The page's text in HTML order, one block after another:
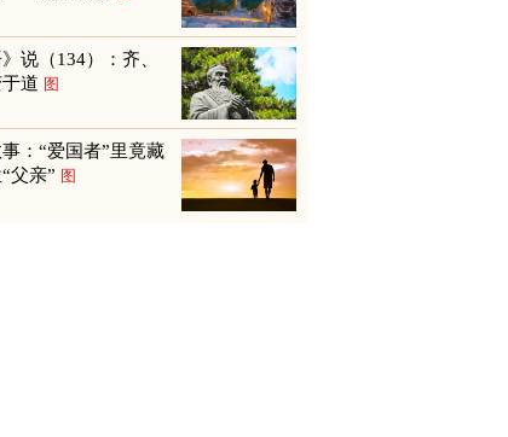
》说（134）：齐、
道 图
：“爱国者”里竟藏
父亲” 图